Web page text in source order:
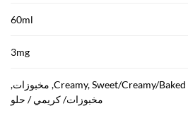
60ml
3mg
Creamy, Sweet/Creamy/Baked, مخبوزات,
مخبوزات/ كريمي / حلو